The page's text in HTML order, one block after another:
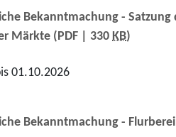
Bekanntmachung -
Märkte (PDF | 330 KB)
01.10.2026
Bekanntmachung -